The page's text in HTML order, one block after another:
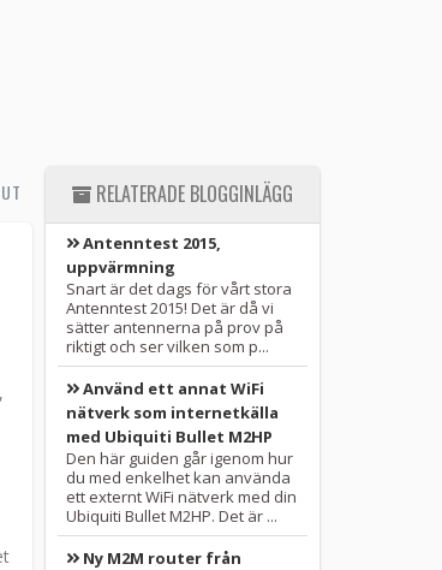
RELATERADE BLOGGINLÄGG
Antenntest 2015,
uppvärmning
Snart är det dags för vårt stora
Antenntest 2015! Det är då vi
sätter antennerna på prov på
riktigt och ser vilken som p...
Använd ett annat WiFi
nätverk som internetkälla
med Ubiquiti Bullet M2HP
Den här guiden går igenom hur
du med enkelhet kan använda
ett externt WiFi nätverk med din
Ubiquiti Bullet M2HP. Det är ...
Ny M2M router från